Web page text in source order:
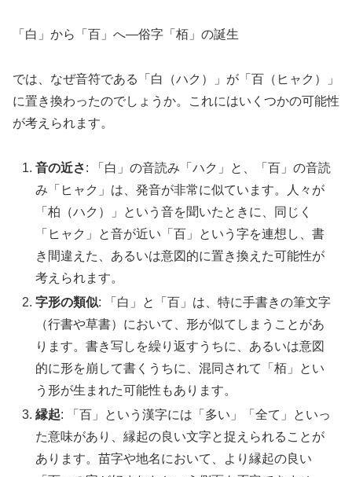
「白」から「百」へ—俗字「栢」の誕生
では、なぜ音符である「白（ハク）」が「百（ヒャク）」
に置き換わったのでしょうか。これにはいくつかの可能性
が考えられます。
音の近さ: 「白」の音読み「ハク」と、「百」の音読
み「ヒャク」は、発音が非常に似ています。人々が
「柏（ハク）」という音を聞いたときに、同じく
「ヒャク」と音が近い「百」という字を連想し、書
き間違えた、あるいは意図的に置き換えた可能性が
考えられます。
字形の類似: 「白」と「百」は、特に手書きの筆文字
（行書や草書）において、形が似てしまうことがあ
ります。書き写しを繰り返すうちに、あるいは意図
的に形を崩して書くうちに、混同されて「栢」とい
う形が生まれた可能性もあります。
縁起: 「百」という漢字には「多い」「全て」といっ
た意味があり、縁起の良い文字と捉えられることが
あります。苗字や地名において、より縁起の良い